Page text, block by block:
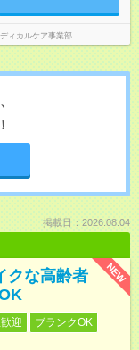
ィカルケア事業部
掲載日：2026.08.04
NEW
クな高齢者
迎
ブランクOK